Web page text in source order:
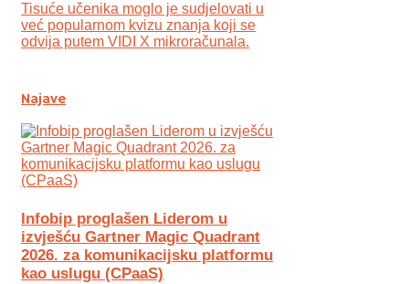
Tisuće učenika moglo je sudjelovati u
već popularnom kvizu znanja koji se
odvija putem VIDI X mikroračunala.
Najave
Infobip proglašen Liderom u
izvješću Gartner Magic Quadrant
2026. za komunikacijsku platformu
kao uslugu (CPaaS)